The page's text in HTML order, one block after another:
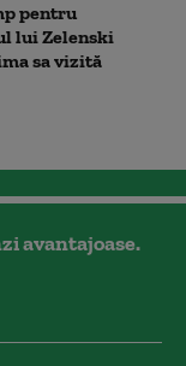
pentru
lui Zelenski
sa vizită
avantajoase.